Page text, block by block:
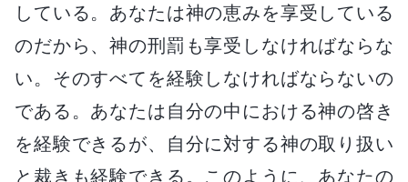
している。あなたは神の恵みを享受している
のだから、神の刑罰も享受しなければならな
い。そのすべてを経験しなければならないの
である。あなたは自分の中における神の啓き
を経験できるが、自分に対する神の取り扱い
と裁きも経験できる。このように、あなたの